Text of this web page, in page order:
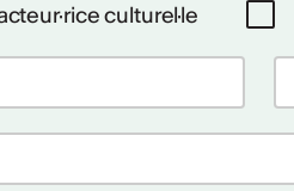
culturel·le